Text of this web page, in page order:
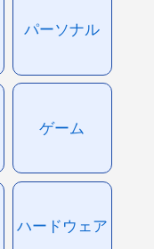
パーソナル
ゲーム
ハードウェア